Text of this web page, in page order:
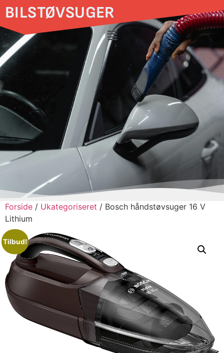
BILSTØVSUGER
Forside / Ukategoriseret / Bosch håndstøvsuger 16 V
Lithium
Tilbud!